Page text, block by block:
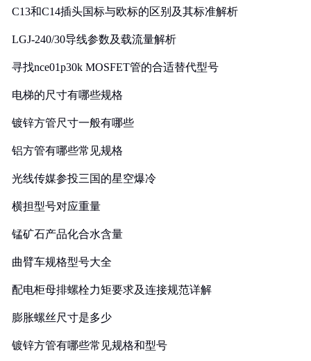
C13和C14插头国标与欧标的区别及其标准解析
LGJ-240/30导线参数及载流量解析
寻找nce01p30k MOSFET管的合适替代型号
电梯的尺寸有哪些规格
镀锌方管尺寸一般有哪些
铝方管有哪些常见规格
光线传媒参投三国的星空爆冷
横担型号对应重量
锰矿石产品化合水含量
曲臂车规格型号大全
配电柜母排螺栓力矩要求及连接规范详解
膨胀螺丝尺寸是多少
镀锌方管有哪些常见规格和型号